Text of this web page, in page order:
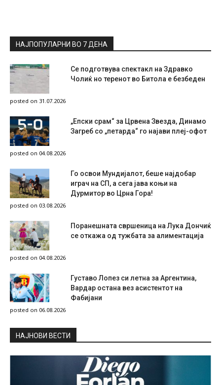
НАЈПОПУЛАРНИ ВО 7 ДЕНА
Се подготвува спектакл на Здравко
Чолиќ но теренот во Битола е безбеден
posted on 31.07.2026
„Епски срам“ за Црвена Звезда, Динамо
Загреб со „петарда“ го најави плеј-офот
posted on 04.08.2026
Го освои Мундијалот, беше најдобар
играч на СП, а сега јава коњи на
Дурмитор во Црна Гора!
posted on 03.08.2026
Поранешната свршеница на Лука Дончиќ
се откажа од тужбата за алиментација
posted on 04.08.2026
Густаво Лопез си летна за Аргентина,
Вардар остана вез асистентот на
Фабијани
posted on 06.08.2026
НAЈНОВИ ВЕСТИ